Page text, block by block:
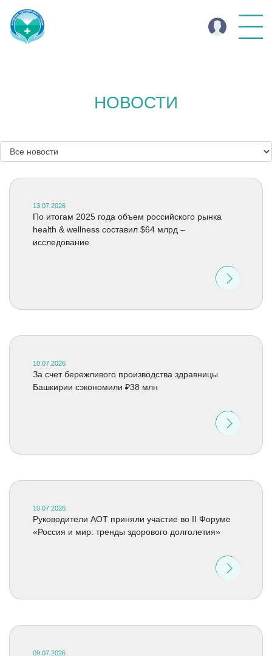
НОВОСТИ
13.07.2026
По итогам 2025 года объем российского рынка
health & wellness составил $64 млрд –
исследование
10.07.2026
За счет бережливого производства здравницы
Башкирии сэкономили ₽38 млн
10.07.2026
Руководители АОТ приняли участие во II Форуме
«Россия и мир: тренды здорового долголетия»
09.07.2026